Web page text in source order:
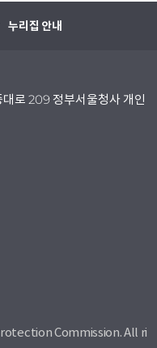
누리집 안내
로 209 정부서울청사 개인
Commission. All ri